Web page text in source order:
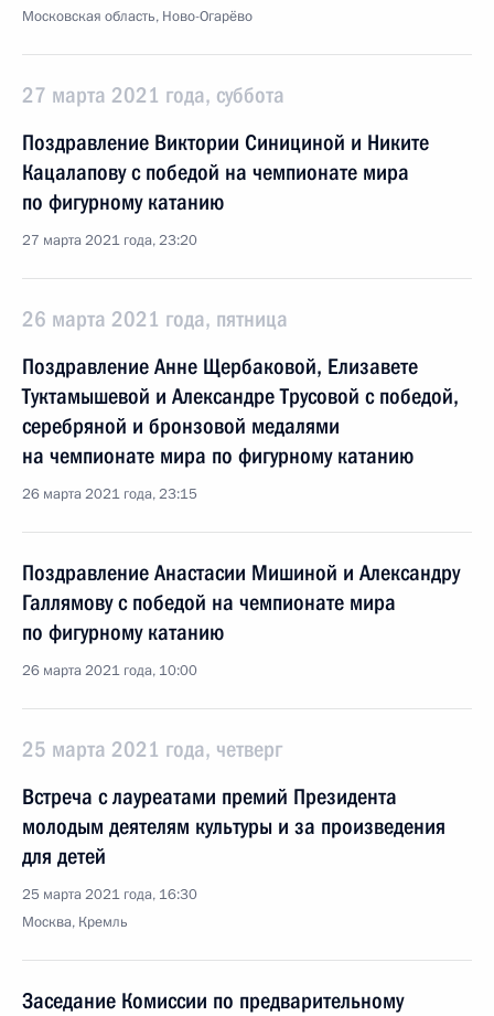
Московская область, Ново-Огарёво
27 марта 2021 года, суббота
Поздравление Виктории Синициной и Никите
Кацалапову с победой на чемпионате мира
по фигурному катанию
27 марта 2021 года, 23:20
26 марта 2021 года, пятница
Поздравление Анне Щербаковой, Елизавете
Туктамышевой и Александре Трусовой с победой,
серебряной и бронзовой медалями
на чемпионате мира по фигурному катанию
26 марта 2021 года, 23:15
Поздравление Анастасии Мишиной и Александру
Галлямову с победой на чемпионате мира
по фигурному катанию
26 марта 2021 года, 10:00
25 марта 2021 года, четверг
Встреча с лауреатами премий Президента
молодым деятелям культуры и за произведения
для детей
25 марта 2021 года, 16:30
Москва, Кремль
Заседание Комиссии по предварительному